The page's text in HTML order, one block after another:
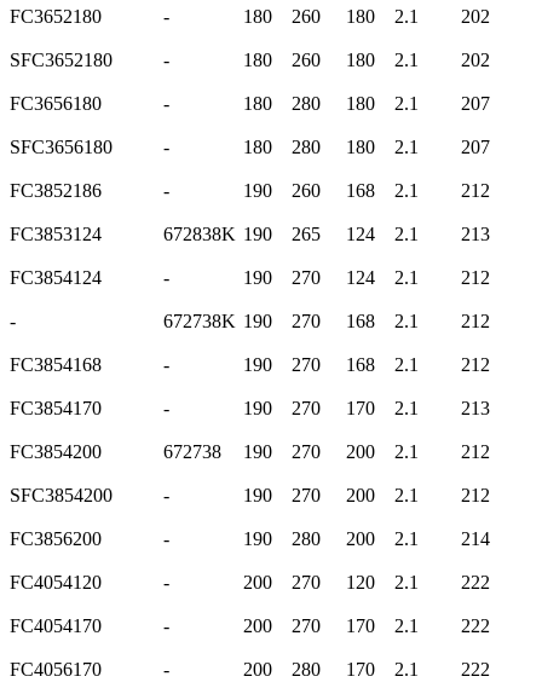
FC3652180 - 180 260 180 2.1 202
SFC3652180 - 180 260 180 2.1 202
FC3656180 - 180 280 180 2.1 207
SFC3656180 - 180 280 180 2.1 207
FC3852186 - 190 260 168 2.1 212
FC3853124 672838K 190 265 124 2.1 213
FC3854124 - 190 270 124 2.1 212
- 672738K 190 270 168 2.1 212
FC3854168 - 190 270 168 2.1 212
FC3854170 - 190 270 170 2.1 213
FC3854200 672738 190 270 200 2.1 212
SFC3854200 - 190 270 200 2.1 212
FC3856200 - 190 280 200 2.1 214
FC4054120 - 200 270 120 2.1 222
FC4054170 - 200 270 170 2.1 222
FC4056170 - 200 280 170 2.1 222